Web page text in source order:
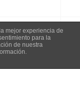
mejor experiencia de
para la
de nuestra